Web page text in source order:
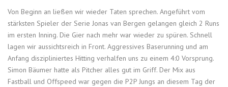
Von Beginn an ließen wir wieder Taten sprechen. Angeführt vom
stärksten Spieler der Serie Jonas van Bergen gelangen gleich 2 Runs
im ersten Inning. Die Gier nach mehr war wieder zu spüren. Schnell
lagen wir aussichtsreich in Front. Aggressives Baserunning und am
Anfang diszipliniertes Hitting verhalfen uns zu einem 4:0 Vorsprung.
Simon Bäumer hatte als Pitcher alles gut im Griff. Der Mix aus
Fastball und Offspeed war gegen die P2P Jungs an diesem Tag der